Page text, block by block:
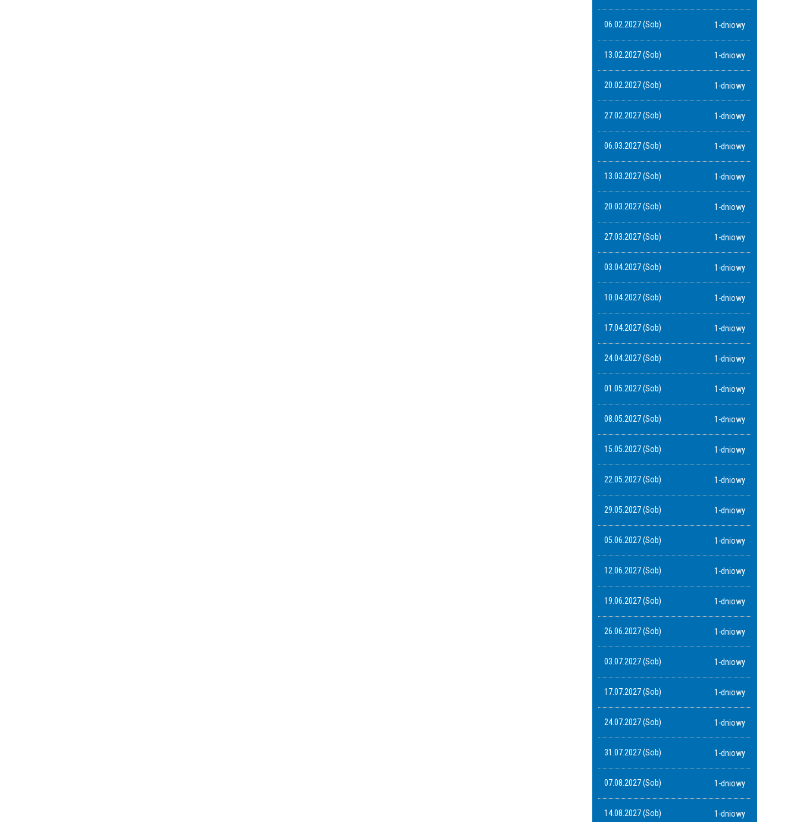
06.02.2027 (Sob) 1-dniowy
13.02.2027 (Sob) 1-dniowy
20.02.2027 (Sob) 1-dniowy
27.02.2027 (Sob) 1-dniowy
06.03.2027 (Sob) 1-dniowy
13.03.2027 (Sob) 1-dniowy
20.03.2027 (Sob) 1-dniowy
27.03.2027 (Sob) 1-dniowy
03.04.2027 (Sob) 1-dniowy
10.04.2027 (Sob) 1-dniowy
17.04.2027 (Sob) 1-dniowy
24.04.2027 (Sob) 1-dniowy
01.05.2027 (Sob) 1-dniowy
08.05.2027 (Sob) 1-dniowy
15.05.2027 (Sob) 1-dniowy
22.05.2027 (Sob) 1-dniowy
29.05.2027 (Sob) 1-dniowy
05.06.2027 (Sob) 1-dniowy
12.06.2027 (Sob) 1-dniowy
19.06.2027 (Sob) 1-dniowy
26.06.2027 (Sob) 1-dniowy
03.07.2027 (Sob) 1-dniowy
17.07.2027 (Sob) 1-dniowy
24.07.2027 (Sob) 1-dniowy
31.07.2027 (Sob) 1-dniowy
07.08.2027 (Sob) 1-dniowy
14.08.2027 (Sob) 1-dniowy